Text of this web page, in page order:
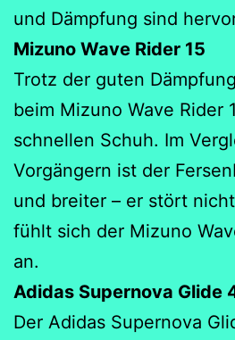
und Dämpfung sind
Mizuno Wave Rider 15
Trotz der guten
beim Mizuno Wave Rider
schnellen Schuh. Im
Vorgängern ist der
und breiter – er stört
fühlt sich der Mizuno
an.
Adidas Supernova Glide
Der Adidas Supernova